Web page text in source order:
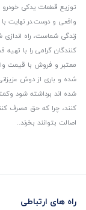
توزیع قطعات یدکی
واقعی و درست.در نهایت
زندگی شماست، راه
کنندگان گرامی را با تهیه
معتبر و فروش با قیمت
شده و باری از دوش
شده اند برداشته شود
کنند، چرا که حق مصرف
اصالت بتوانند بخرند..
راه های ارتباطی